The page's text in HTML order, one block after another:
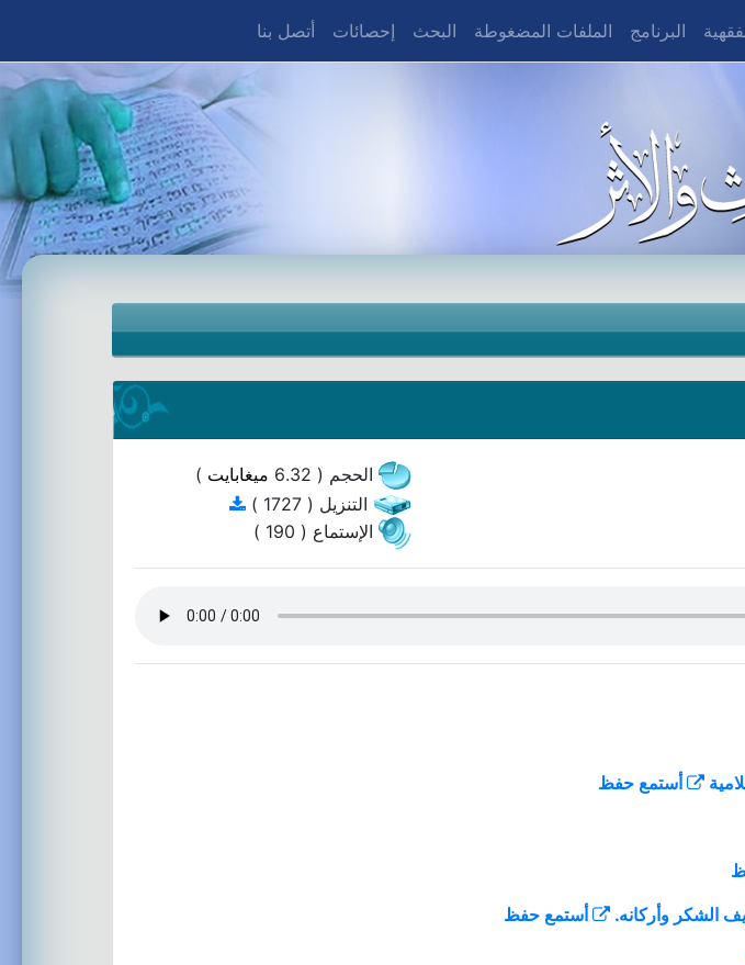
البرنامج الملفات المضغوطة البحث إحصائات أتصل بنا
الحجم ( 6.32 ميغابايت )
التنزيل ( 1727 )
الإستماع ( 190 )
أستمع حفظ
أستمع حفظ